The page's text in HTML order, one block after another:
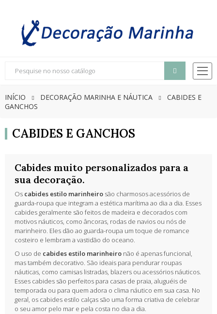
INÍCIO DECORAÇÃO MARINHA E NÁUTICA
CABIDES E
GANCHOS
CABIDES E GANCHOS
Cabides muito personalizados para a
sua decoração.
Os cabides estilo marinheiro são charmosos acessórios de
guarda-roupa que integram a estética marítima ao dia a dia. Esses
cabides geralmente são feitos de madeira e decorados com
motivos náuticos, como âncoras, rodas de navios ou nós de
marinheiro. Eles dão ao guarda-roupa um toque de romance
costeiro e lembram a vastidão do oceano.
O uso de cabides estilo marinheiro não é apenas funcional,
mas também decorativo. São ideais para pendurar roupas
náuticas, como camisas listradas, blazers ou acessórios náuticos.
Esses cabides são perfeitos para casas de praia, aluguéis de
temporada ou para quem adora o clima náutico em sua casa. No
geral, os cabides estilo calças são uma forma criativa de celebrar
o seu amor pelo mar e pela costa no dia a dia.